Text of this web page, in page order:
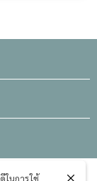
นการใช้